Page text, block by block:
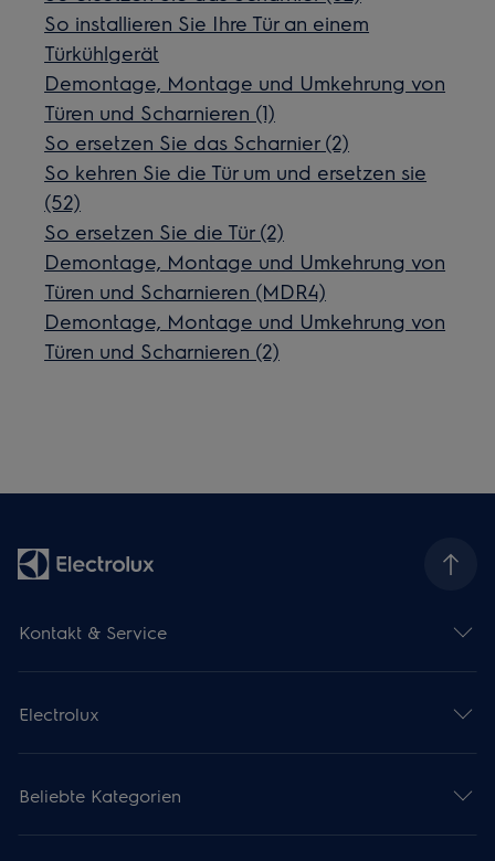
So installieren Sie Ihre Tür an einem
Türkühlgerät
Demontage, Montage und Umkehrung von
Türen und Scharnieren (1)
So ersetzen Sie das Scharnier (2)
So kehren Sie die Tür um und ersetzen sie
(52)
So ersetzen Sie die Tür (2)
Demontage, Montage und Umkehrung von
Türen und Scharnieren (MDR4)
Demontage, Montage und Umkehrung von
Türen und Scharnieren (2)
Kontakt & Service
Electrolux
Beliebte Kategorien